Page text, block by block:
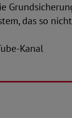
das so
Kanal